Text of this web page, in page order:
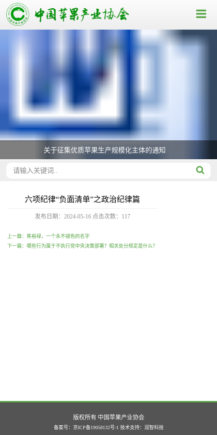
关于征集优质苹果生产规模化主体的通知
六项纪律“负面清单”之政治纪律篇
发布日期：2024-05-16 点击次数： 117
上一篇：焦裕禄，一个永不褪色的名字
下一篇：哪些行为属于不执行党中央决策部署？相关处分规定是什么？
版权所有 中国苹果产业协会
备案号：京ICP备19058132号-1 技术支持： 润智科技